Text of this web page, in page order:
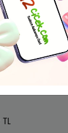
TL